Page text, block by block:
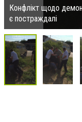
Конфлікт щодо
є постраждалі